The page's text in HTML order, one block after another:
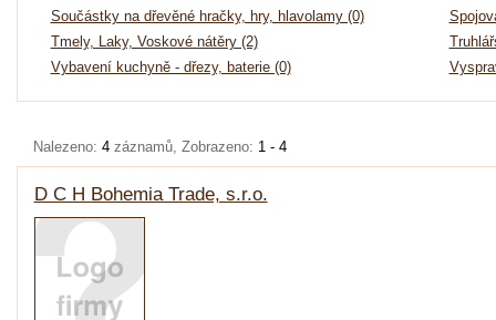
Součástky na dřevěné hračky, hry, hlavolamy (0)
Tmely, Laky, Voskové nátěry (2)
Vybavení kuchyně - dřezy, baterie (0)
Nalezeno: 4 záznamů, Zobrazeno: 1 - 4
D C H Bohemia Trade, s.r.o.